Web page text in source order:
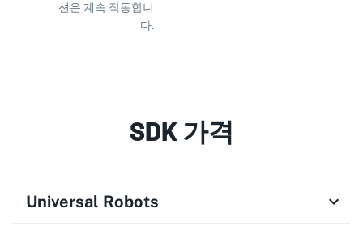
션은 계속 작동합니
다.
SDK 가격
Universal Robots